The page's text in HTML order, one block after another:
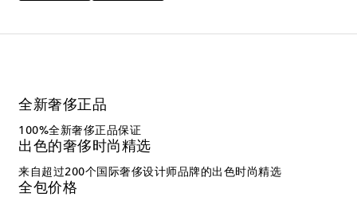
全新奢侈正品
100%全新奢侈正品保证
出色的奢侈时尚精选
来自超过200个国际奢侈设计师品牌的出色时尚精选
全包价格